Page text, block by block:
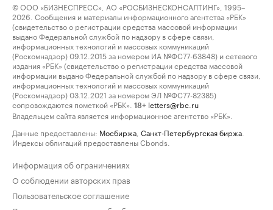
© ООО «БИЗНЕСПРЕСС», АО «РОСБИЗНЕСКОНСАЛТИНГ», 1995–
2026. Сообщения и материалы информационного агентства «РБК»
(свидетельство о регистрации средства массовой информации
выдано Федеральной службой по надзору в сфере связи,
информационных технологий и массовых коммуникаций
(Роскомнадзор) 09.12.2015 за номером ИА №ФС77-63848) и сетевого
издания «РБК» (свидетельство о регистрации средства массовой
информации выдано Федеральной службой по надзору в сфере связи,
информационных технологий и массовых коммуникаций
(Роскомнадзор) 03.12.2021 за номером ЭЛ №ФС77-82385)
сопровождаются пометкой «РБК».
18+ letters@rbc.ru
Владельцем сайта является информационное агентство «РБК».
Данные предоставлены: Мосбиржа Санкт-Петербургская биржа
Индексы облигаций предоставлены Cbonds.
Информация об ограничениях
О соблюдении авторских прав
Пользовательское соглашение